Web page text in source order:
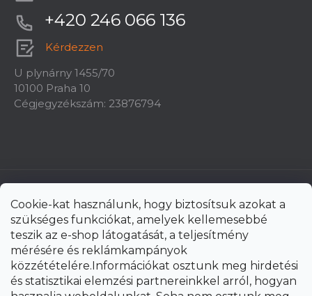
Cookie-kat használunk, hogy biztosítsuk azokat a
szükséges funkciókat, amelyek kellemesebbé
teszik az e-shop látogatását, a teljesítmény
mérésére és reklámkampányok
közzétételére.Információkat osztunk meg hirdetési
és statisztikai elemzési partnereinkkel arról, hogyan
+420 246 066 136
Kérdezzen
U plynárny 1455/70
10100 Praha 10
Cégjegyzékszám: 23876794